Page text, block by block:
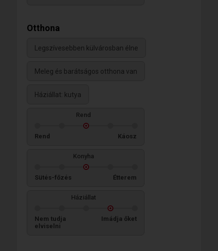
Otthona
Legszívesebben külvárosban élne
Meleg és barátságos otthona van
Háziállat: kutya
Rend
Rend Káosz
Konyha
Sütés-főzés Étterem
Háziállat
Nem tudja
elviselni
Imádja őket